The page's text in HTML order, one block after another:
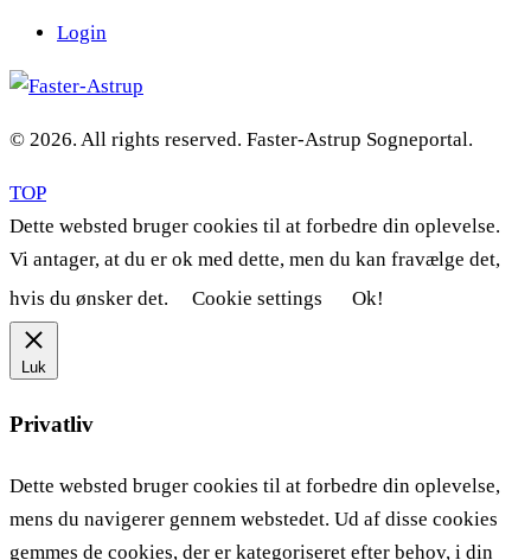
Login
© 2026. All rights reserved. Faster-Astrup Sogneportal.
TOP
Dette websted bruger cookies til at forbedre din oplevelse.
Vi antager, at du er ok med dette, men du kan fravælge det,
hvis du ønsker det.
Cookie settings Ok!
Luk
Privatliv
Dette websted bruger cookies til at forbedre din oplevelse,
mens du navigerer gennem webstedet. Ud af disse cookies
gemmes de cookies, der er kategoriseret efter behov, i din